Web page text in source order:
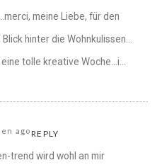
meine Liebe, für den
hinter die Wohnkulissen…
tolle kreative Woche…i…
agoREPLY
trend wird wohl an mir